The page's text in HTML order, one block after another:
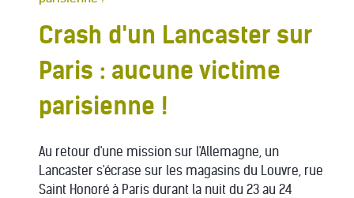
Crash d'un Lancaster sur
Paris : aucune victime
parisienne !
Au retour d'une mission sur l'Allemagne, un
Lancaster s'écrase sur les magasins du Louvre, rue
Saint Honoré à Paris durant la nuit du 23 au 24